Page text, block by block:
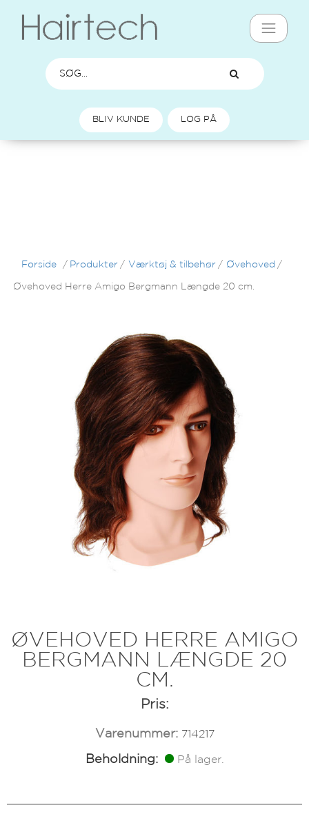
BLIV KUNDE LOG PÅ
Forside / Produkter / Værktøj & tilbehør / Øvehoved /
Øvehoved Herre Amigo Bergmann Længde 20 cm.
ØVEHOVED HERRE AMIGO
BERGMANN LÆNGDE 20
CM.
Pris:
Varenummer: 714217
Beholdning: På lager.